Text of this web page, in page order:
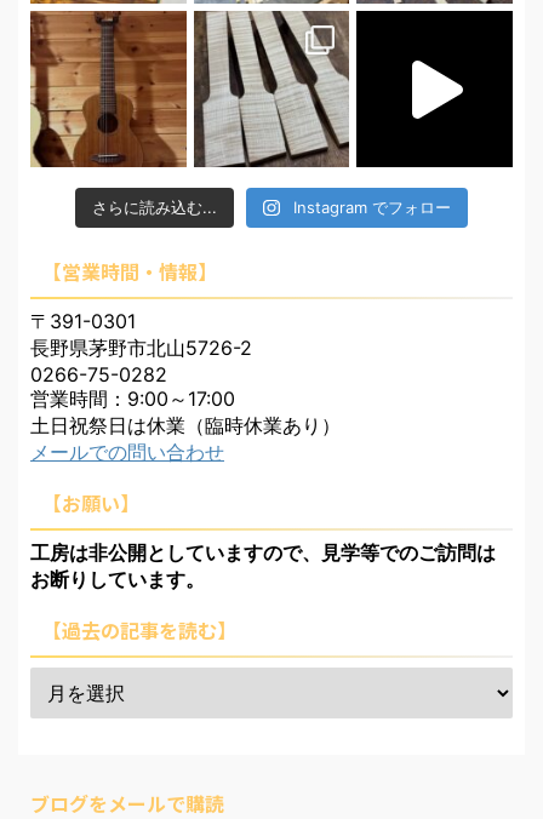
さらに読み込む... Instagram でフォロー
【営業時間・情報】
〒391-0301
長野県茅野市北山5726-2
0266-75-0282
営業時間：9:00～17:00
土日祝祭日は休業（臨時休業あり）
メールでの問い合わせ
【お願い】
工房は非公開としていますので、見学等でのご訪問は
お断りしています。
【過去の記事を読む】
ブログをメールで購読